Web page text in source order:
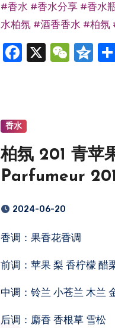
#香水 #香水分享 #香水
水柏氛 #酒香香水 #柏氛
Facebook
X
香水
柏氛 201 青苹
Parfumeur
2024-06-20
香调：果香花香调
前调：苹果 梨 香柠檬 醋
中调：铃兰 小苍兰 木兰
后调：麝香 香根草 雪松